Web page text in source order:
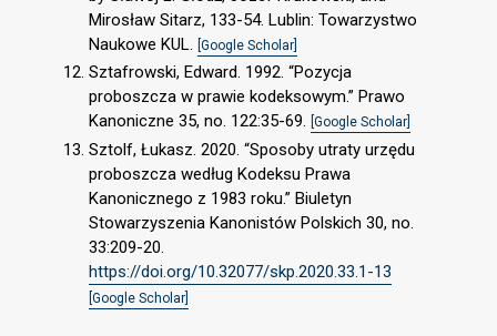
Mirosław Sitarz, 133-54. Lublin: Towarzystwo
Naukowe KUL.
[Google Scholar]
Sztafrowski, Edward. 1992. “Pozycja
proboszcza w prawie kodeksowym.” Prawo
Kanoniczne 35, no. 122:35-69. [Google Scholar]
Sztolf, Łukasz. 2020. “Sposoby utraty urzędu
proboszcza według Kodeksu Prawa
Kanonicznego z 1983 roku.” Biuletyn
Stowarzyszenia Kanonistów Polskich 30, no.
33:209-20.
https://doi.org/10.32077/skp.2020.33.1-13
[Google Scholar]